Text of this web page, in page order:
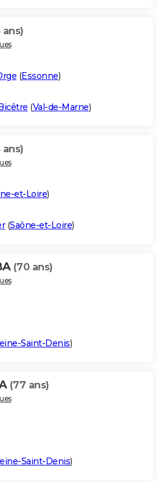
ans)
(Essonne)
(Val-de-Marne)
ans)
et-Loire)
(Saône-et-Loire)
(70 ans)
Saint-Denis)
(77 ans)
Saint-Denis)